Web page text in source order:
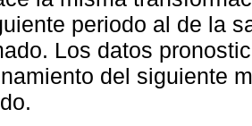
periodo al de la
Los datos
del siguiente